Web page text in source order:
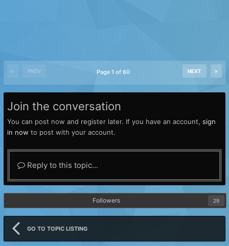
PREV NEXT
Page 1 of 60
Join the conversation
You can post now and register later. If you have an account, sign
in now to post with your account.
Reply to this topic...
Followers 29
GO TO TOPIC LISTING